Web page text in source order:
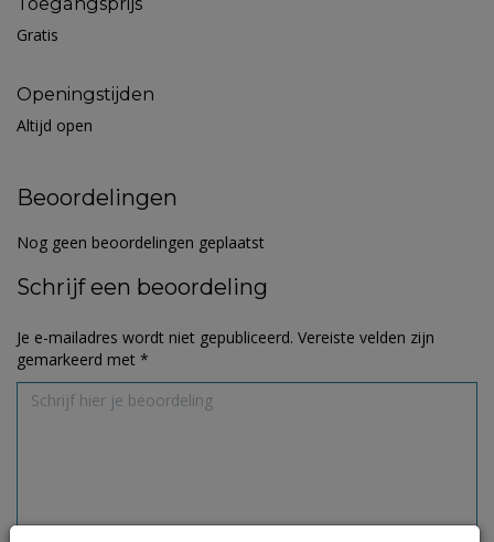
Gratis
Openingstijden
Altijd open
Beoordelingen
Nog geen beoordelingen geplaatst
Schrijf een beoordeling
Je e-mailadres wordt niet gepubliceerd. Vereiste velden zijn
gemarkeerd met *